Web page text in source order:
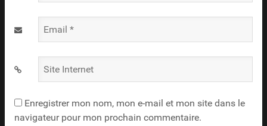
Email
Site
Internet
Enregistrer mon nom, mon e-mail et mon site dans le
navigateur pour mon prochain commentaire.